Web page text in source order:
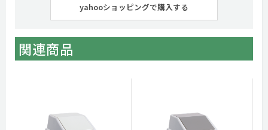
yahooショッピングで購入する
関連商品